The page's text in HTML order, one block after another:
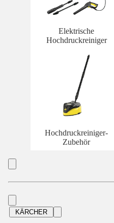
Elektrische
Hochdruckreiniger
Hochdruckreiniger-
Zubehör
KÄRCHER